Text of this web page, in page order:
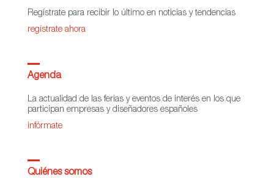
Regístrate para recibir lo último en noticias y tendencias
regístrate ahora
Agenda
La actualidad de las ferias y eventos de interés en los que
participan empresas y diseñadores españoles
infórmate
Quiénes somos